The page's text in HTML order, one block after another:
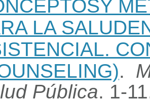
LA
.
Pública. 1-